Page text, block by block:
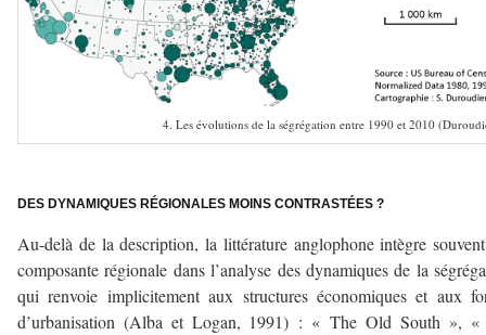
4. Les évolutions de la ségrégation entre 1990 et 2010
DES DYNAMIQUES RÉGIONALES MOINS CONTRASTÉES ?
Au-delà de la description, la littérature anglophone intègre
composante régionale dans l’analyse des dynamiques de la
qui renvoie implicitement aux structures économiques et aux
d’urbanisation (Alba et Logan, 1991) : « The Old South », «